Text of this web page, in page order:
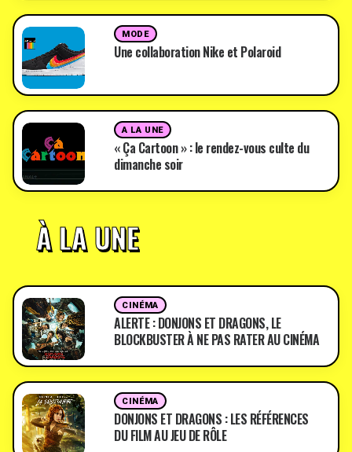
MODE
Une collaboration Nike et Polaroid
A LA UNE
« Ça Cartoon » : le rendez-vous culte du
dimanche soir
À LA UNE
CINÉMA
ALERTE : DONJONS ET DRAGONS, LE
BLOCKBUSTER À NE PAS RATER AU CINÉMA
CINÉMA
DONJONS ET DRAGONS : LES RÉFÉRENCES
DU FILM AU JEU DE RÔLE